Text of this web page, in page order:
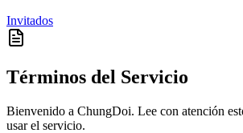
Invitados
Términos del Servicio
Bienvenido a ChungDoi. Lee con atención
usar el servicio.